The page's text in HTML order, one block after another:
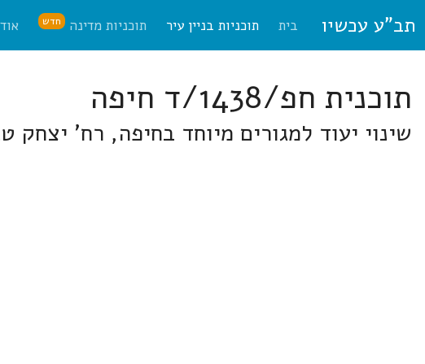
תב"ע עכשיו בית תוכניות בניין עיר תוכניות מדינה חדש
תוכנית חפ/1438/ד חיפה
שינוי יעוד למגורים מיוחד בחיפה, רח' יצחק